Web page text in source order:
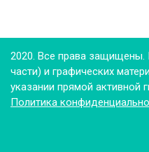
2020. Все права защищены.
части) и графических
указании прямой активной
Политика